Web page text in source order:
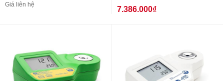
Giá liên hệ
7.386.000₫